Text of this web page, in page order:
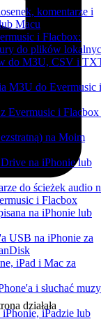
komentarze i
Macu
i Flacbox:
do plików
do M3U, CSV i
M3U do Evermusic i
z Evermusic i
na Moim
na iPhonie lub
do ścieżek audio
i Flacbox
na iPhonie lub
USB na iPhonie za
iPad i Mac za
i słuchać
iPadzie lub
działała